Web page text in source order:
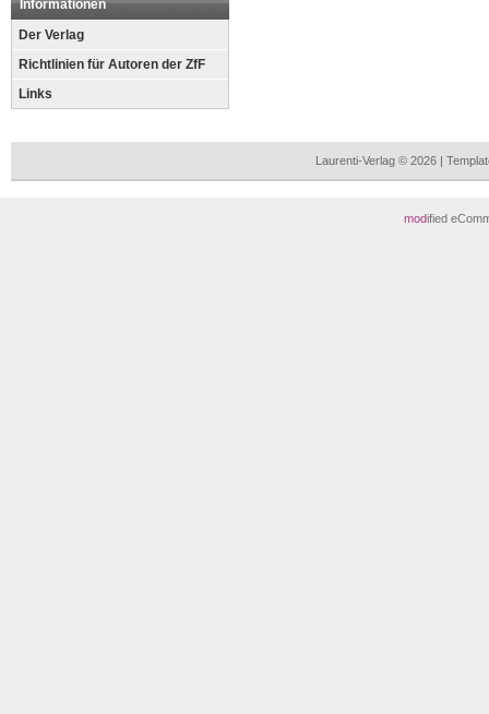
Informationen
Der Verlag
Richtlinien für Autoren der ZfF
Links
Laurenti-Verlag © 2026 |
modified